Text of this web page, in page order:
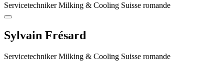
Servicetechniker Milking & Cooling Suisse romande
Sylvain Frésard
Servicetechniker Milking & Cooling Suisse romande